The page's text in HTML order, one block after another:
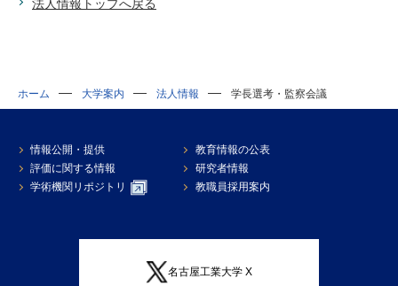
法人情報トップへ戻る
ホーム 大学案内 法人情報 学長選考・監察会議
情報公開・提供
教育情報の公表
評価に関する情報
研究者情報
学術機関リポジトリ
教職員採用案内
名古屋工業大学 X